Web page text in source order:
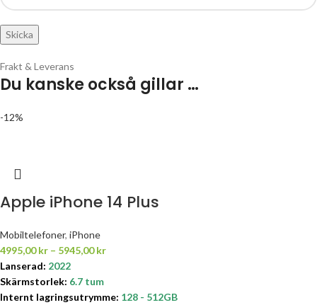
Frakt & Leverans
Du kanske också gillar …
-12%
Apple iPhone 14 Plus
Mobiltelefoner, iPhone
4995,00kr – 5945,00kr
Lanserad: 2022
Skärmstorlek: 6.7 tum
Internt lagringsutrymme: 128 - 512GB